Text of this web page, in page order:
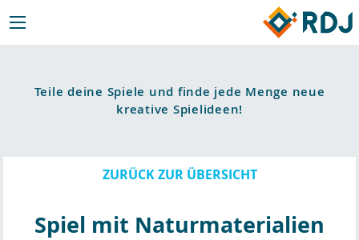
Teile deine Spiele und finde jede Menge neue
kreative Spielideen!
ZURÜCK ZUR ÜBERSICHT
Spiel mit Naturmaterialien